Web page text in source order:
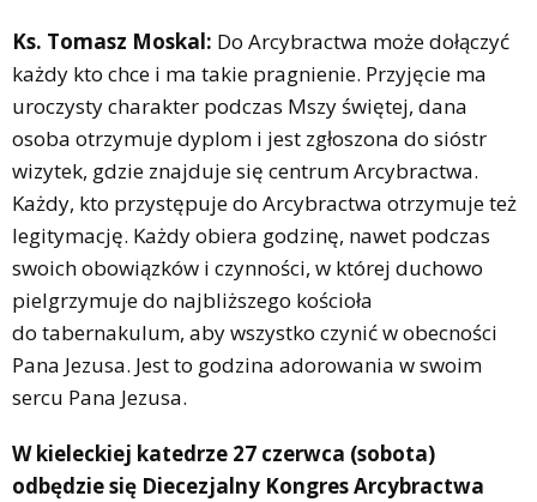
Ks. Tomasz Moskal: Do Arcybractwa może dołączyć
każdy kto chce i ma takie pragnienie. Przyjęcie ma
uroczysty charakter podczas Mszy świętej, dana
osoba otrzymuje dyplom i jest zgłoszona do sióstr
wizytek, gdzie znajduje się centrum Arcybractwa.
Każdy, kto przystępuje do Arcybractwa otrzymuje też
legitymację. Każdy obiera godzinę, nawet podczas
swoich obowiązków i czynności, w której duchowo
pielgrzymuje do najbliższego kościoła
do tabernakulum, aby wszystko czynić w obecności
Pana Jezusa. Jest to godzina adorowania w swoim
sercu Pana Jezusa.
W kieleckiej katedrze 27 czerwca (sobota)
odbędzie się Diecezjalny Kongres Arcybractwa